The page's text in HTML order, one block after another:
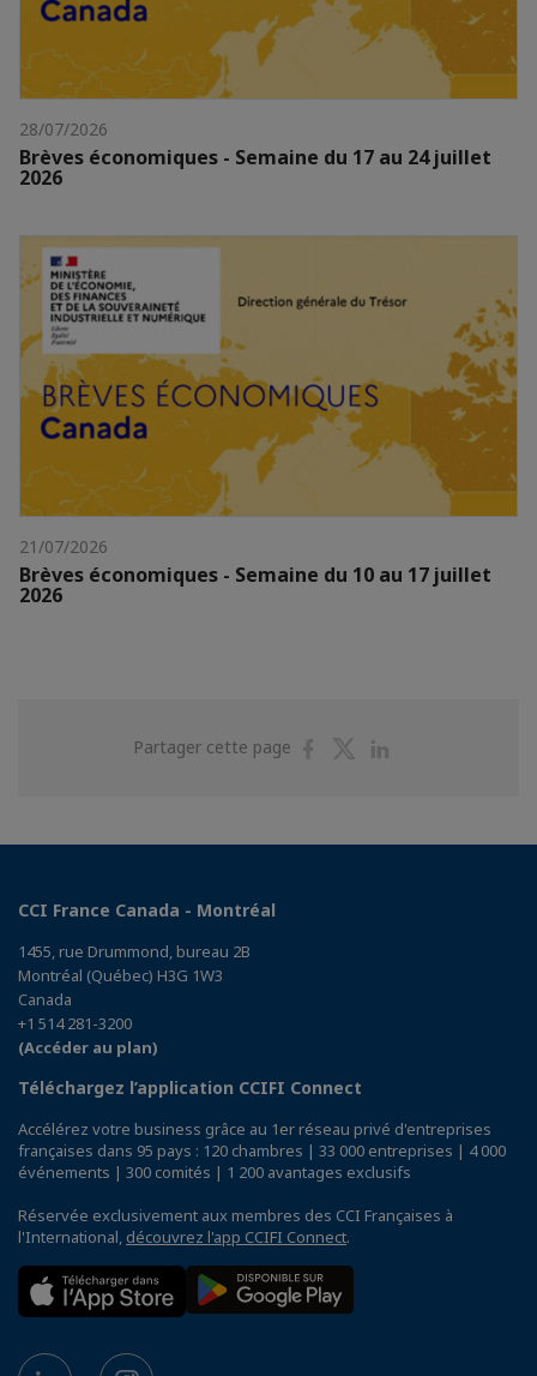
28/07/2026
Brèves économiques - Semaine du 17 au 24 juillet
2026
21/07/2026
Brèves économiques - Semaine du 10 au 17 juillet
2026
Partager cette page
PartagerPartager
CCI France Canada - Montréal
1455, rue Drummond, bureau 2B
Montréal (Québec) H3G 1W3
Canada
+1 514 281-3200
(Accéder au plan)
Téléchargez l’application CCIFI Connect
Accélérez votre business grâce au 1er réseau privé d'entreprises
françaises dans 95 pays : 120 chambres | 33 000 entreprises | 4 000
événements | 300 comités | 1 200 avantages exclusifs
Réservée exclusivement aux membres des CCI Françaises à
l'International, découvrez l'app CCIFI Connect.